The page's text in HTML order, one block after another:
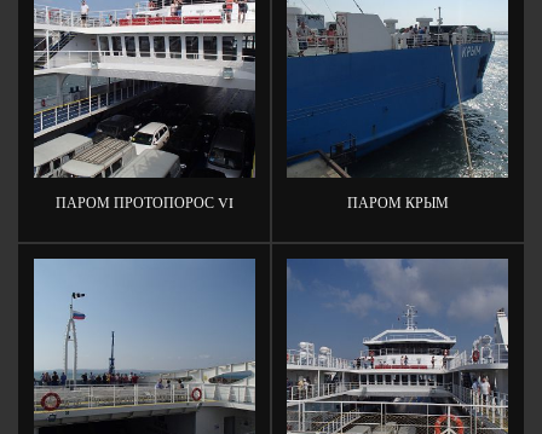
to
Cart
ПАРОМ ПРОТОПОРОС VI ПАРОМ КРЫМ